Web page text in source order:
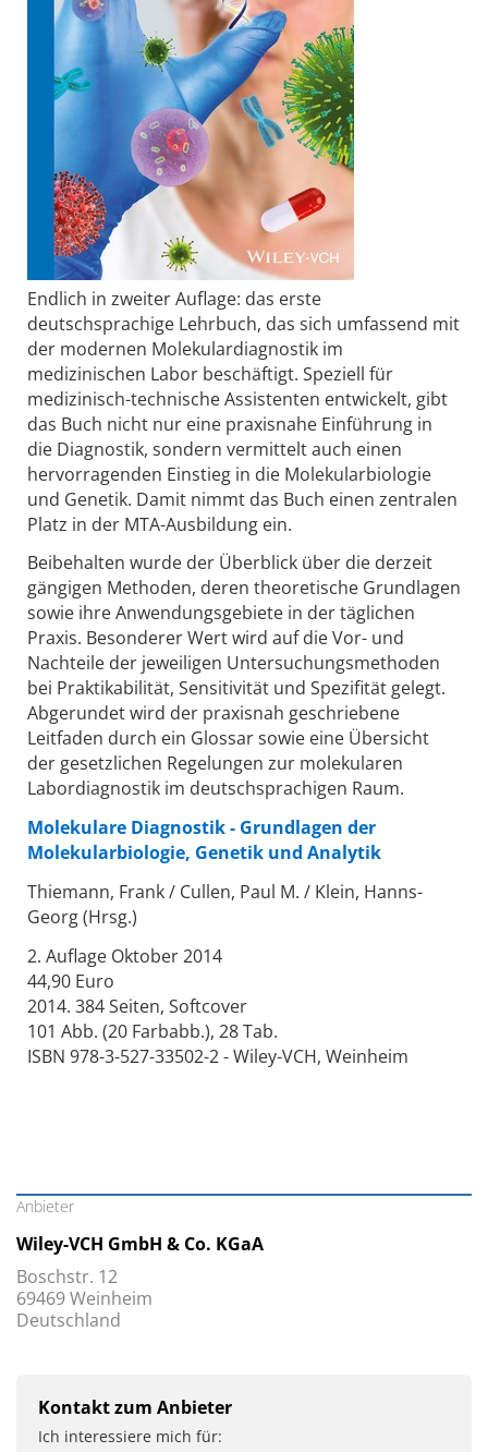
Endlich in zweiter Auflage: das erste
deutschsprachige Lehrbuch, das sich umfassend mit
der modernen Molekulardiagnostik im
medizinischen Labor beschäftigt. Speziell für
medizinisch-technische Assistenten entwickelt, gibt
das Buch nicht nur eine praxisnahe Einführung in
die Diagnostik, sondern vermittelt auch einen
hervorragenden Einstieg in die Molekularbiologie
und Genetik. Damit nimmt das Buch einen zentralen
Platz in der MTA-Ausbildung ein.
Beibehalten wurde der Überblick über die derzeit
gängigen Methoden, deren theoretische Grundlagen
sowie ihre Anwendungsgebiete in der täglichen
Praxis. Besonderer Wert wird auf die Vor- und
Nachteile der jeweiligen Untersuchungsmethoden
bei Praktikabilität, Sensitivität und Spezifität gelegt.
Abgerundet wird der praxisnah geschriebene
Leitfaden durch ein Glossar sowie eine Übersicht
der gesetzlichen Regelungen zur molekularen
Labordiagnostik im deutschsprachigen Raum.
Molekulare Diagnostik - Grundlagen der
Molekularbiologie, Genetik und Analytik
Thiemann, Frank / Cullen, Paul M. / Klein, Hanns-
Georg (Hrsg.)
2. Auflage Oktober 2014
44,90 Euro
2014. 384 Seiten, Softcover
101 Abb. (20 Farbabb.), 28 Tab.
ISBN 978-3-527-33502-2 - Wiley-VCH, Weinheim
Anbieter
Wiley-VCH GmbH & Co. KGaA
Boschstr. 12
69469 Weinheim
Deutschland
Kontakt zum Anbieter
Ich interessiere mich für: